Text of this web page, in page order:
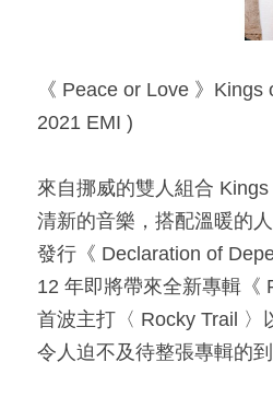
《 Peace or Love 》
2021 EMI )​
來自挪威的雙人組合
清新的音樂，搭配溫暖的
發行《 Declaration of
12 年即將帶來全新專輯《
首波主打〈 Rocky Trail 〉
令人迫不及待整張專輯的到